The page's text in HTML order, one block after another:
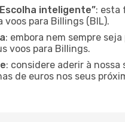
inteligente”: esta
para Billings (BIL).
: embora nem sempre
voos para Billings.
: considere aderir à nossa
de euros nos seus